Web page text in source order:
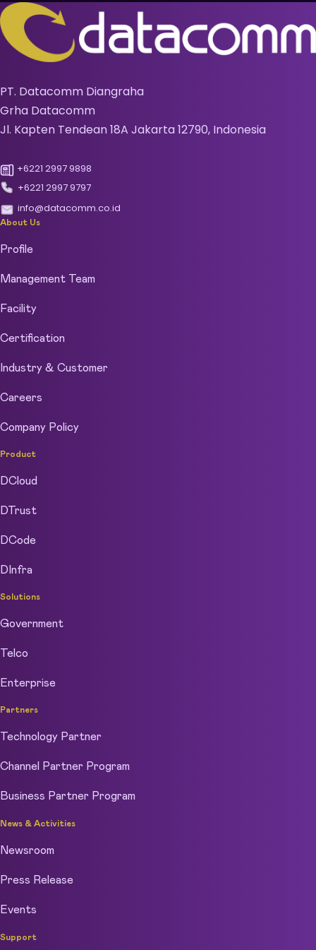
PT. Datacomm Diangraha
Grha Datacomm
Jl. Kapten Tendean 18A Jakarta 12790, Indonesia
+6221 2997 9898
+6221 2997 9797
info@datacomm.co.id
About Us
Profile
Management Team
Facility
Certification
Industry & Customer
Careers
Company Policy
Product
DCloud
DTrust
DCode
DInfra
Solutions
Government
Telco
Enterprise
Partners
Technology Partner
Channel Partner Program
Business Partner Program
News & Activities
Newsroom
Press Release
Events
Support